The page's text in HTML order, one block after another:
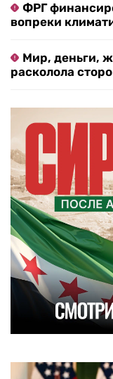
ФРГ
вопреки
Мир, деньги,
расколола